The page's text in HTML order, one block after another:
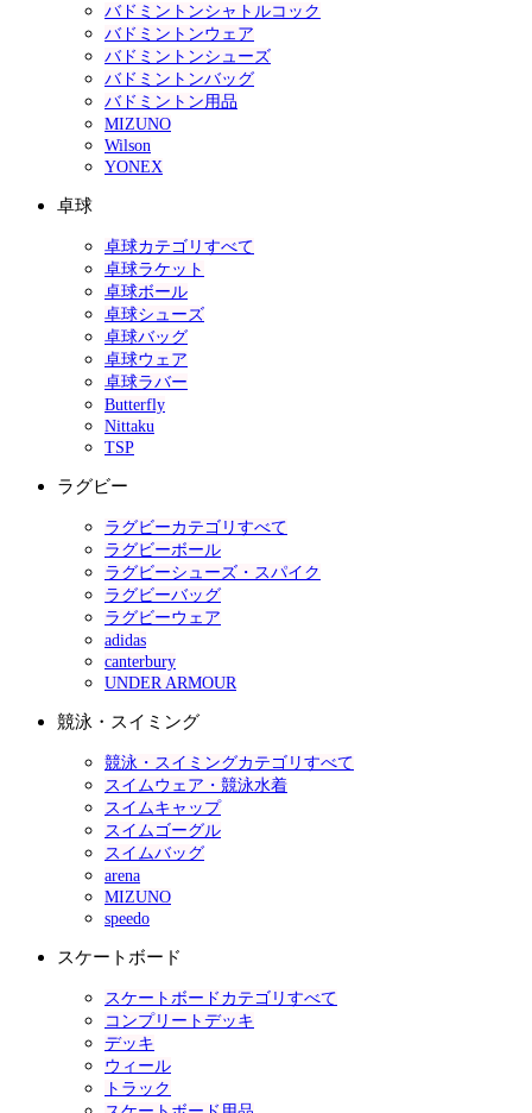
バドミントンシャトルコック
バドミントンウェア
バドミントンシューズ
バドミントンバッグ
バドミントン用品
MIZUNO
Wilson
YONEX
卓球
卓球カテゴリすべて
卓球ラケット
卓球ボール
卓球シューズ
卓球バッグ
卓球ウェア
卓球ラバー
Butterfly
Nittaku
TSP
ラグビー
ラグビーカテゴリすべて
ラグビーボール
ラグビーシューズ・スパイク
ラグビーバッグ
ラグビーウェア
adidas
canterbury
UNDER ARMOUR
競泳・スイミング
競泳・スイミングカテゴリすべて
スイムウェア・競泳水着
スイムキャップ
スイムゴーグル
スイムバッグ
arena
MIZUNO
speedo
スケートボード
スケートボードカテゴリすべて
コンプリートデッキ
デッキ
ウィール
トラック